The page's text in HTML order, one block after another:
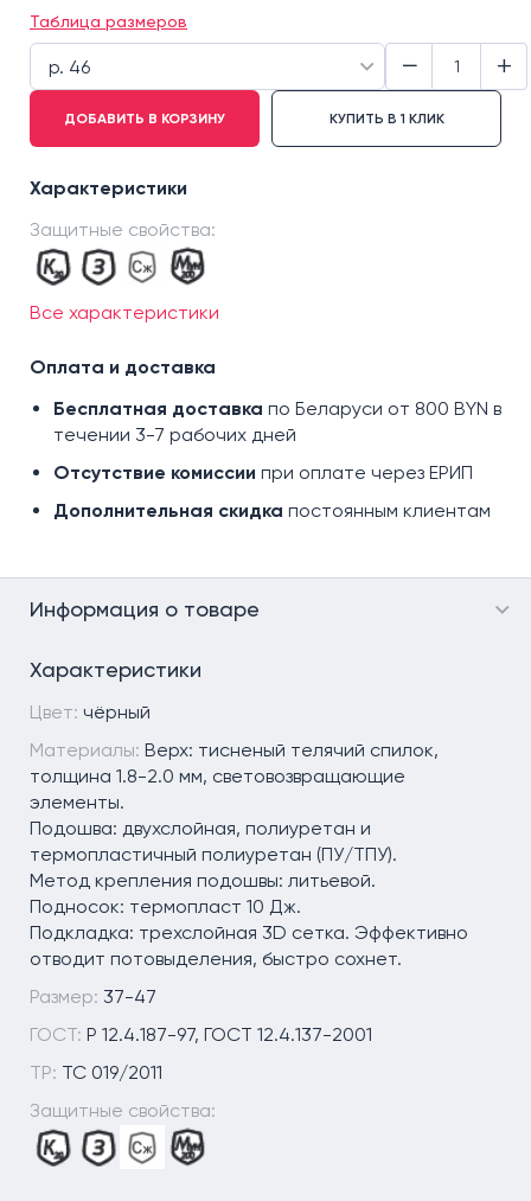
Таблица размеров
р. 46
р. 37
р. 39
р. 40
р. 41
р. 45
− +
ДОБАВИТЬ В КОРЗИНУ КУПИТЬ В 1 КЛИК
Характеристики
Защитные свойства:
Все характеристики
Оплата и доставка
Бесплатная доставка по Беларуси от 800 BYN в
течении 3-7 рабочих дней
Отсутствие комиссии при оплате через ЕРИП
Дополнительная скидка постоянным клиентам
Информация о товаре
Характеристики
Цвет: чёрный
Материалы: Верх: тисненый телячий спилок,
толщина 1.8-2.0 мм, световозвращающие
элементы.
Подошва: двухслойная, полиуретан и
термопластичный полиуретан (ПУ/ТПУ).
Метод крепления подошвы: литьевой.
Подносок: термопласт 10 Дж.
Подкладка: трехслойная 3D сетка. Эффективно
отводит потовыделения, быстро сохнет.
Размер: 37-47
ГОСТ: Р 12.4.187-97, ГОСТ 12.4.137-2001
ТР: TC 019/2011
Защитные свойства: